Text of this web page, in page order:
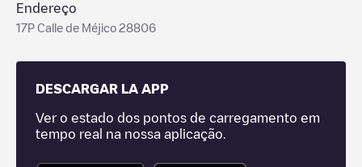
Endereço
17P Calle de Méjico 28806
DESCARGAR LA APP
Ver o estado dos pontos de carregamento em
tempo real na nossa aplicação.